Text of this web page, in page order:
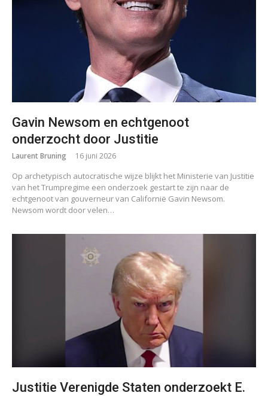
Gavin Newsom en echtgenoot
onderzocht door Justitie
Laurent Bruning 16 juni 2026
Op archetypisch autocratische wijze blijkt het Ministerie van Justitie
van het Trumpregime een onderzoek gestart te zijn naar de
echtgenoot van gouverneur van Californië Gavin Newsom.
Newsom wordt door velen…
Justitie Verenigde Staten onderzoekt E.